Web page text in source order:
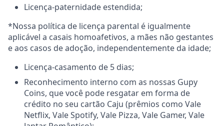
Licença-paternidade estendida;
*Nossa política de licença parental é igualmente
aplicável a casais homoafetivos, a mães não gestantes
e aos casos de adoção, independentemente da idade;
Licença-casamento de 5 dias;
Reconhecimento interno com as nossas Gupy
Coins, que você pode resgatar em forma de
crédito no seu cartão Caju (prêmios como Vale
Netflix, Vale Spotify, Vale Pizza, Vale Gamer, Vale